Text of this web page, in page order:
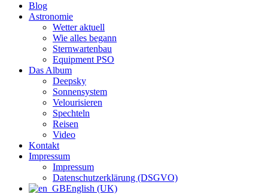
Blog
Astronomie
Wetter aktuell
Wie alles begann
Sternwartenbau
Equipment PSO
Das Album
Deepsky
Sonnensystem
Velourisieren
Spechteln
Reisen
Video
Kontakt
Impressum
Impressum
Datenschutzerklärung (DSGVO)
English (UK)